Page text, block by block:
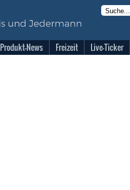
Produkt-News Freizeit Live-Ticker